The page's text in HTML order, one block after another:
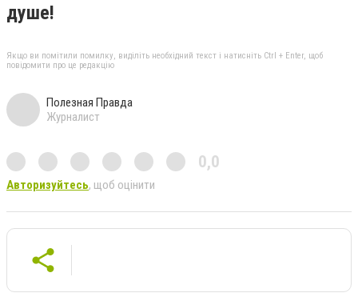
душе!
Якщо ви помітили помилку, виділіть необхідний текст і натисніть Ctrl + Enter, щоб
повідомити про це редакцію
Полезная Правда
Журналист
0,0
Авторизуйтесь, щоб оцінити